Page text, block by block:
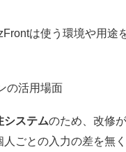
は使う環境や用
活用場面
システムのため、改修
人ごとの入力の差を無